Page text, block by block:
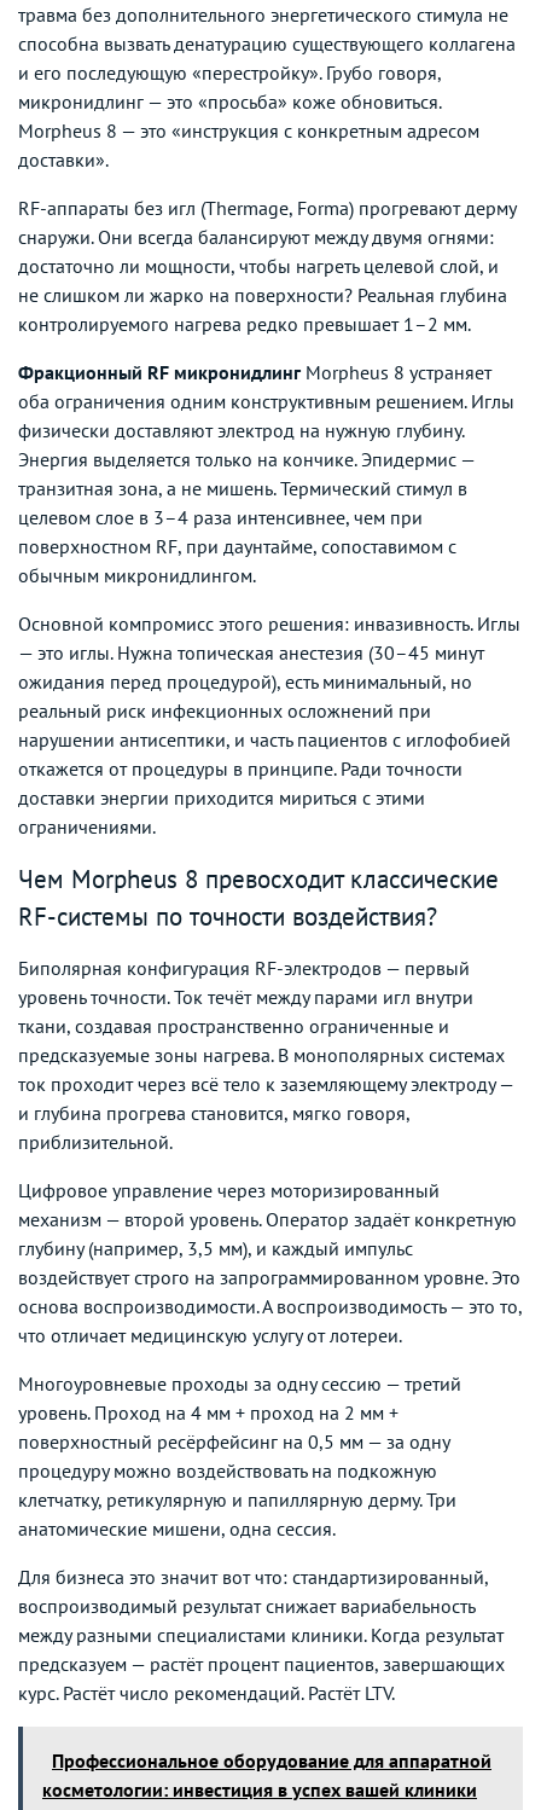
травма без дополнительного энергетического стимула не
способна вызвать денатурацию существующего коллагена
и его последующую «перестройку». Грубо говоря,
микронидлинг — это «просьба» коже обновиться.
Morpheus 8 — это «инструкция с конкретным адресом
доставки».
RF-аппараты без игл (Thermage, Forma) прогревают дерму
снаружи. Они всегда балансируют между двумя огнями:
достаточно ли мощности, чтобы нагреть целевой слой, и
не слишком ли жарко на поверхности? Реальная глубина
контролируемого нагрева редко превышает 1–2 мм.
Фракционный RF микронидлинг Morpheus 8 устраняет
оба ограничения одним конструктивным решением. Иглы
физически доставляют электрод на нужную глубину.
Энергия выделяется только на кончике. Эпидермис —
транзитная зона, а не мишень. Термический стимул в
целевом слое в 3–4 раза интенсивнее, чем при
поверхностном RF, при даунтайме, сопоставимом с
обычным микронидлингом.
Основной компромисс этого решения: инвазивность. Иглы
— это иглы. Нужна топическая анестезия (30–45 минут
ожидания перед процедурой), есть минимальный, но
реальный риск инфекционных осложнений при
нарушении антисептики, и часть пациентов с иглофобией
откажется от процедуры в принципе. Ради точности
доставки энергии приходится мириться с этими
ограничениями.
Чем Morpheus 8 превосходит классические
RF-системы по точности воздействия?
Биполярная конфигурация RF-электродов — первый
уровень точности. Ток течёт между парами игл внутри
ткани, создавая пространственно ограниченные и
предсказуемые зоны нагрева. В монополярных системах
ток проходит через всё тело к заземляющему электроду —
и глубина прогрева становится, мягко говоря,
приблизительной.
Цифровое управление через моторизированный
механизм — второй уровень. Оператор задаёт конкретную
глубину (например, 3,5 мм), и каждый импульс
воздействует строго на запрограммированном уровне. Это
основа воспроизводимости. А воспроизводимость — это то,
что отличает медицинскую услугу от лотереи.
Многоуровневые проходы за одну сессию — третий
уровень. Проход на 4 мм + проход на 2 мм +
поверхностный ресёрфейсинг на 0,5 мм — за одну
процедуру можно воздействовать на подкожную
клетчатку, ретикулярную и папиллярную дерму. Три
анатомические мишени, одна сессия.
Для бизнеса это значит вот что: стандартизированный,
воспроизводимый результат снижает вариабельность
между разными специалистами клиники. Когда результат
предсказуем — растёт процент пациентов, завершающих
курс. Растёт число рекомендаций. Растёт LTV.
Профессиональное оборудование для аппаратной
косметологии: инвестиция в успех вашей клиники